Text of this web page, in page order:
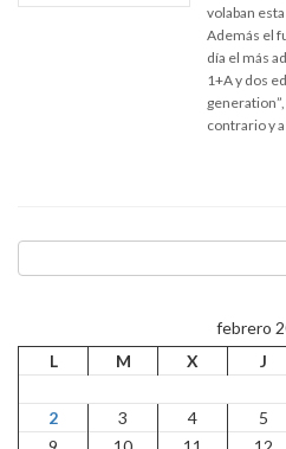
volaban
Además el
día el más
1+A y dos
contrario y
febrero
L
M X J
2
3 4 5